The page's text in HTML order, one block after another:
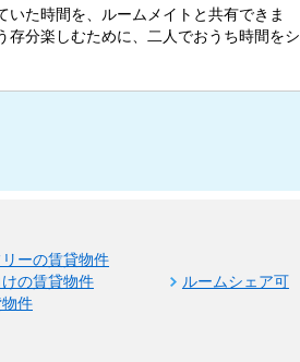
いた時間を、ルームメイトと共有できま
存分楽しむために、二人でおうち時間をシ
ーの賃貸物件
の賃貸物件
ルームシェア可
件